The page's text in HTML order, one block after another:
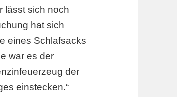
lässt sich noch
hat sich
eines Schlafsacks
war es der
der
einstecken.“